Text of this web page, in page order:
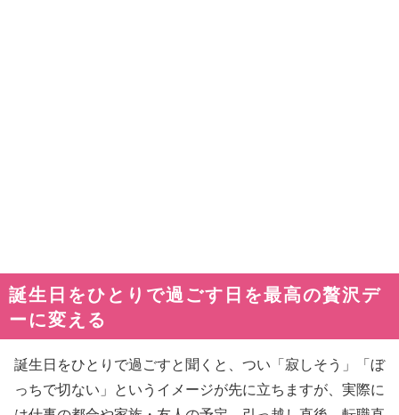
誕生日をひとりで過ごす日を最高の贅沢デ
ーに変える
誕生日をひとりで過ごすと聞くと、つい「寂しそう」「ぼ
っちで切ない」というイメージが先に立ちますが、実際に